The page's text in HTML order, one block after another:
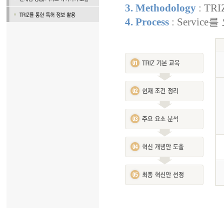
3. Methodology :
4. Process : Service